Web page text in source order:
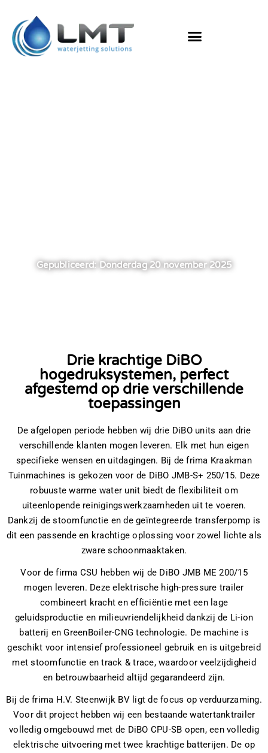
Gepubliceerd: Donderdag 20 november 2025
Drie krachtige DiBO
hogedruksystemen, perfect
afgestemd op drie verschillende
toepassingen
De afgelopen periode hebben wij drie DiBO units aan drie
verschillende klanten mogen leveren. Elk met hun eigen
specifieke wensen en uitdagingen. Bij de frima Kraakman
Tuinmachines is gekozen voor de DiBO JMB-S+ 250/15. Deze
robuuste warme water unit biedt de flexibiliteit om
uiteenlopende reinigingswerkzaamheden uit te voeren.
Dankzij de stoomfunctie en de geïntegreerde transferpomp is
dit een passende en krachtige oplossing voor zowel lichte als
zware schoonmaaktaken.
Voor de firma CSU hebben wij de DiBO JMB ME 200/15
mogen leveren. Deze elektrische high-pressure trailer
combineert kracht en efficiëntie met een lage
geluidsproductie en milieuvriendelijkheid dankzij de Li-ion
batterij en GreenBoiler-CNG technologie. De machine is
geschikt voor intensief professioneel gebruik en is uitgebreid
met stoomfunctie en track & trace, waardoor veelzijdigheid
en betrouwbaarheid altijd gegarandeerd zijn.
Bij de frima H.V. Steenwijk BV ligt de focus op verduurzaming.
Voor dit project hebben wij een bestaande watertanktrailer
volledig omgebouwd met de DiBO CPU-SB open, een volledig
elektrische uitvoering met twee krachtige batterijen. De op